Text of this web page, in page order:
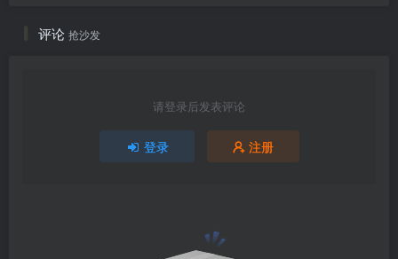
评论 抢沙发
请登录后发表评论
登录 注册